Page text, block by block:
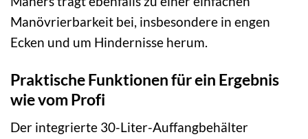
Manövrierbarkeit bei, insbesondere in engen
Ecken und um Hindernisse herum.
Praktische Funktionen für ein Ergebnis
wie vom Profi
Der integrierte 30-Liter-Auffangbehälter